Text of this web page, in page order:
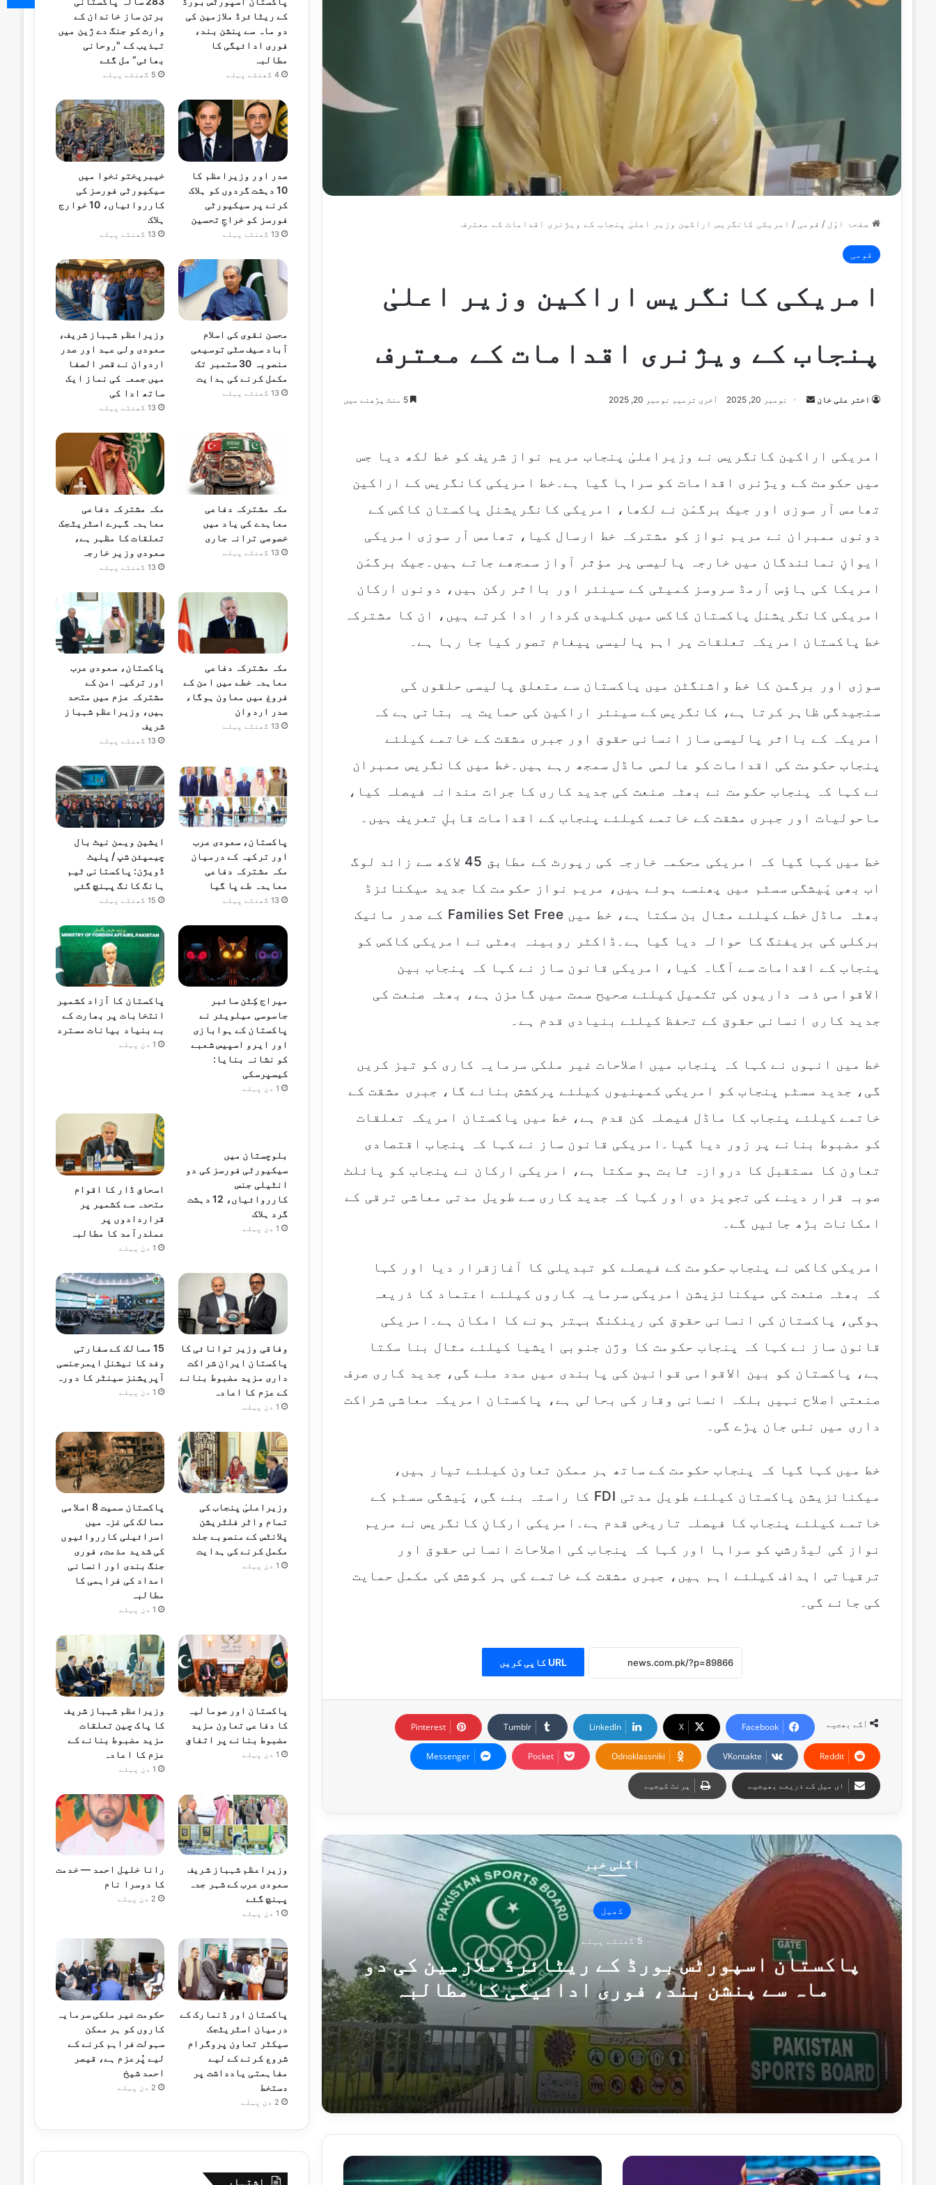
صفحۂ اوّل / قومی / امریکی کانگریس اراکین وزیر اعلیٰ پنجاب کے ویژنری اقدامات کے معترف
قومی
امریکی کانگریس اراکین وزیر اعلیٰ
پنجاب کے ویژنری اقدامات کے معترف
اختر علی خان
S
n
m
l
نومبر 20, 2025 آخری ترمیم نومبر 20, 2025 5 منٹ پڑھنے میں
امریکی اراکین کانگریس نے وزیراعلیٰ پنجاب مریم نواز شریف کو خط لکھ دیا جس
میں حکومت کے ویژنری اقدامات کو سراہا گیا ہے۔خط امریکی کانگریس کے اراکین
تھامس آر سوزی اور جیک برگمَن نے لکھا، امریکی کانگریشنل پاکستان کاکس کے
دونوں ممبران نے مریم نواز کو مشترکہ خط ارسال کیا، تھامس آر سوزی امریکی
ایوانِ نمائندگان میں خارجہ پالیسی پر مؤثر آواز سمجھے جاتے ہیں۔جیک برگمَن
امریکا کی ہاؤس آرمڈ سروسز کمیٹی کے سینئر اور بااثر رکن ہیں، دونوں ارکان
امریکی کانگریشنل پاکستان کاکس میں کلیدی کردار ادا کرتے ہیں، ان کا مشترکہ
خط پاکستان امریکہ تعلقات پر اہم پالیسی پیغام تصور کیا جا رہا ہے۔
سوزی اور برگمن کا خط واشنگٹن میں پاکستان سے متعلق پالیسی حلقوں کی
سنجیدگی ظاہر کرتا ہے، کانگریس کے سینئر اراکین کی حمایت یہ بتاتی ہے کہ
امریکہ کے بااثر پالیسی ساز انسانی حقوق اور جبری مشقت کے خاتمے کیلئے
پنجاب حکومت کی اقدامات کو عالمی ماڈل سمجھ رہے ہیں۔خط میں کانگریس ممبران
نے کہا کہ پنجاب حکومت نے بھٹہ صنعت کی جدید کاری کا جرات مندانہ فیصلہ کیا،
ماحولیات اور جبری مشقت کے خاتمے کیلئے پنجاب کے اقدامات قابلِ تعریف ہیں۔
خط میں کہا گیا کہ امریکی محکمہ خارجہ کی رپورٹ کے مطابق 45 لاکھ سے زائد لوگ
اب بھی پَیشگی سسٹم میں پھنسے ہوئے ہیں، مریم نواز حکومت کا جدید میکنائزڈ
بھٹہ ماڈل خطے کیلئے مثال بن سکتا ہے، خط میں Families Set Free کے صدر مائیک
برکلی کی بریفنگ کا حوالہ دیا گیا ہے۔ڈاکٹر روبینہ بھٹی نے امریکی کاکس کو
پنجاب کے اقدامات سے آگاہ کیا، امریکی قانون ساز نے کہا کہ پنجاب بین
الاقوامی ذمہ داریوں کی تکمیل کیلئے صحیح سمت میں گامزن ہے، بھٹہ صنعت کی
جدید کاری انسانی حقوق کے تحفظ کیلئے بنیادی قدم ہے۔
خط میں انہوں نے کہا کہ پنجاب میں اصلاحات غیر ملکی سرمایہ کاری کو تیز کریں
گی، جدید سسٹم پنجاب کو امریکی کمپنیوں کیلئے پرکشش بنائے گا، جبری مشقت کے
خاتمے کیلئے پنجاب کا ماڈل فیصلہ کن قدم ہے، خط میں پاکستان امریکہ تعلقات
کو مضبوط بنانے پر زور دیا گیا۔امریکی قانون ساز نے کہا کہ پنجاب اقتصادی
تعاون کا مستقبل کا دروازہ ثابت ہو سکتا ہے، امریکی ارکان نے پنجاب کو پائلٹ
صوبہ قرار دینے کی تجویز دی اور کہا کہ جدید کاری سے طویل مدتی معاشی ترقی کے
امکانات بڑھ جائیں گے۔
امریکی کاکس نے پنجاب حکومت کے فیصلے کو تبدیلی کا آغازقرار دیا اور کہا
کہ بھٹہ صنعت کی میکنائزیشن امریکی سرمایہ کاروں کیلئے اعتماد کا ذریعہ
ہوگی، پاکستان کی انسانی حقوق کی رینکنگ بہتر ہونے کا امکان ہے۔امریکی
قانون ساز نے کہا کہ پنجاب حکومت کا وژن جنوبی ایشیا کیلئے مثال بنا سکتا
ہے، پاکستان کو بین الاقوامی قوانین کی پابندی میں مدد ملے گی، جدید کاری صرف
صنعتی اصلاح نہیں بلکہ انسانی وقار کی بحالی ہے، پاکستان امریکہ معاشی شراکت
داری میں نئی جان پڑے گی۔
خط میں کہا گیا کہ پنجاب حکومت کے ساتھ ہر ممکن تعاون کیلئے تیار ہیں،
میکنائزیشن پاکستان کیلئے طویل مدتی FDI کا راستہ بنے گی، پَیشگی سسٹم کے
خاتمے کیلئے پنجاب کا فیصلہ تاریخی قدم ہے۔امریکی ارکانِ کانگریس نے مریم
نواز کی لیڈرشپ کو سراہا اور کہا کہ پنجاب کی اصلاحات انسانی حقوق اور
ترقیاتی اہداف کیلئے اہم ہیں، جبری مشقت کے خاتمے کی ہر کوشش کی مکمل حمایت
کی جائے گی۔
URL کاپی کریں
آگے بھجیے Facebook
X
LinkedIn
Tumblr
Pinterest
Reddit
VKontakte
Odnoklassniki
Pocket
Messenger
ای میل کے ذریعے بھیجیے پرنٹ کیجیے
اگلی خبر
کھیل
5 گھنٹے پہلے
پاکستان اسپورٹس بورڈ کے ریٹائرڈ ملازمین کی دو
ماہ سے پنشن بند، فوری ادائیگی کا مطالبہ
5 گھنٹے پہلے
پاکستان اسپورٹس بورڈ کے ریٹائرڈ ملازمین کی دو ماہ سے پنشن بند، فوری ادائیگی کا مطالبہ
ا
س
ش
کے ریٹائرڈ ملازمین کی
دو ماہ سے پنشن بند،
فوری ادائیگی کا
مطالبہ
4 گھنٹے پہلے
برتن ساز خاندان کے
وارث کو جنگ دے ژین میں
تہذیب کے "روحانی
بھائی” مل گئے
5 گھنٹے پہلے
صدر اور وزیراعظم کا
10 دہشت گردوں کو ہلاک
کرنے پر سیکیورٹی
فورسز کو خراجِ تحسین
13 گھنٹے پہلے
خیبرپختونخوا میں
سیکیورٹی فورسز کی
کارروائیاں، 10 خوارج
ہلاک
13 گھنٹے پہلے
محسن نقوی کی اسلام
آباد سیف سٹی توسیعی
منصوبہ 30 ستمبر تک
مکمل کرنے کی ہدایت
13 گھنٹے پہلے
وزیراعظم شہباز شریف،
سعودی ولی عہد اور صدر
اردوان نے قصر الصفا
میں جمعہ کی نماز ایک
ساتھ ادا کی
13 گھنٹے پہلے
مکہ مشترکہ دفاعی
معاہدے کی یاد میں
خصوصی ترانہ جاری
13 گھنٹے پہلے
مکہ مشترکہ دفاعی
معاہدہ گہرے اسٹریٹجک
تعلقات کا مظہر ہے،
سعودی وزیر خارجہ
13 گھنٹے پہلے
مکہ مشترکہ دفاعی
معاہدہ خطے میں امن کے
فروغ میں معاون ہوگا،
صدر اردوان
13 گھنٹے پہلے
پاکستان، سعودی عرب
اور ترکیہ امن کے
مشترکہ عزم میں متحد
ہیں، وزیراعظم شہباز
شریف
13 گھنٹے پہلے
پاکستان، سعودی عرب
اور ترکیہ کے درمیان
مکہ مشترکہ دفاعی
معاہدہ طے پا گیا
13 گھنٹے پہلے
ایشین ویمن نیٹ بال
چیمپئن شپ / پلیٹ
ڈویژن: پاکستانی ٹیم
ہانگ کانگ پہنچ گئی
15 گھنٹے پہلے
میراج کِٹن سائبر
جاسوسی میلویئر نے
پاکستان کے ہوابازی
اور ایرو اسپیس شعبے
کو نشانہ بنایا:
کیسپرسکی
1 دن پہلے
پاکستان کا آزاد کشمیر
انتخابات پر بھارت کے
بے بنیاد بیانات مسترد
1 دن پہلے
بلوچستان میں
سیکیورٹی فورسز کی دو
انٹیلی جنس
کارروائیاں، 12 دہشت
گرد ہلاک
1 دن پہلے
اسحاق ڈار کا اقوام
متحدہ سے کشمیر پر
قراردادوں پر
عملدرآمد کا مطالبہ
1 دن پہلے
وفاقی وزیر توانائی کا
پاکستان ایران شراکت
داری مزید مضبوط بنانے
کے عزم کا اعادہ
1 دن پہلے
15 ممالک کے سفارتی
وفد کا نیشنل ایمرجنسی
آپریشنز سینٹر کا دورہ
1 دن پہلے
وزیراعلیٰ پنجاب کی
تمام واٹر فلٹریشن
پلانٹس کے منصوبے جلد
مکمل کرنے کی ہدایت
1 دن پہلے
پاکستان سمیت 8 اسلامی
ممالک کی غزہ میں
اسرائیلی کارروائیوں
کی شدید مذمت، فوری
جنگ بندی اور انسانی
امداد کی فراہمی کا
مطالبہ
1 دن پہلے
پاکستان اور صومالیہ
کا دفاعی تعاون مزید
مضبوط بنانے پر اتفاق
1 دن پہلے
وزیراعظم شہباز شریف
کا پاک چین تعلقات
مزید مضبوط بنانے کے
عزم کا اعادہ
1 دن پہلے
وزیراعظم شہباز شریف
سعودی عرب کے شہر جدہ
پہنچ گئے
1 دن پہلے
رانا خلیل احمد — خدمت
کا دوسرا نام
2 دن پہلے
پاکستان اور ڈنمارک کے
درمیان اسٹریٹجک
سیکٹر تعاون پروگرام
شروع کرنے کے لیے
مفاہمتی یادداشت پر
دستخط
2 دن پہلے
حکومت غیر ملکی سرمایہ
کاروں کو ہر ممکن
سہولت فراہم کرنے کے
لیے پُرعزم ہے، قیصر
احمد شیخ
2 دن پہلے
اشتہار